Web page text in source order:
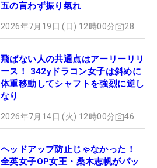
五の言わず振り氣れ
2026年7月19日 (日) 12時00分 28
飛ばない人の共通点はアーリーリリ
ース！ 342yドラコン女子は斜めに
体重移動してシャフトを強烈に逆し
なり
2026年7月14日 (火) 12時00分 46
ヘッドアップ防止じゃなかった！
全英女子OP女王・桑木志帆がパッ